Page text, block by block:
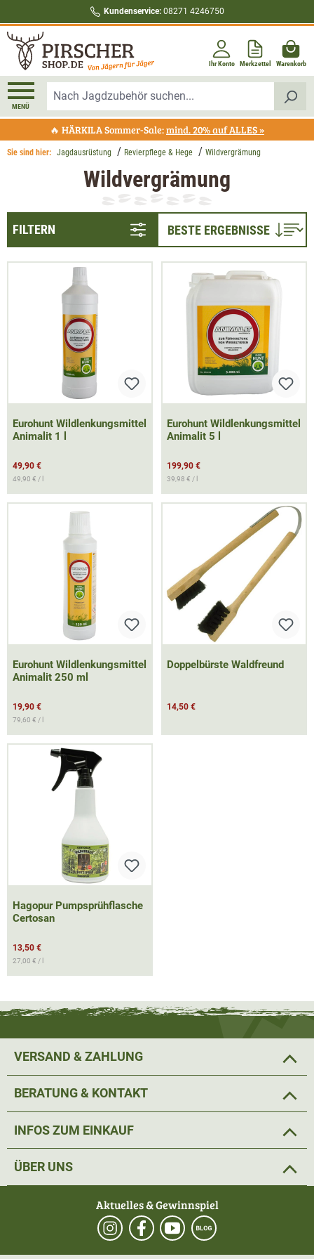
Kundenservice: 08271 4246750
Ihr Konto Merkzettel Warenkorb
MENÜ
🔥 HÄRKILA Sommer-Sale:mind. 20% auf ALLES »
Sie sind hier: Jagdausrüstung Revierpflege & Hege Wildvergrämung
Wildvergrämung
FILTERN
Eurohunt Wildlenkungsmittel
Animalit 1 l
49,90 €
49,90 € / l
Eurohunt Wildlenkungsmittel
Animalit 5 l
199,90 €
39,98 € / l
Eurohunt Wildlenkungsmittel
Animalit 250 ml
19,90 €
79,60 € / l
Doppelbürste Waldfreund
14,50 €
Hagopur Pumpsprühflasche
Certosan
13,50 €
27,00 € / l
VERSAND & ZAHLUNG
BERATUNG & KONTAKT
INFOS ZUM EINKAUF
ÜBER UNS
Aktuelles & Gewinnspiel